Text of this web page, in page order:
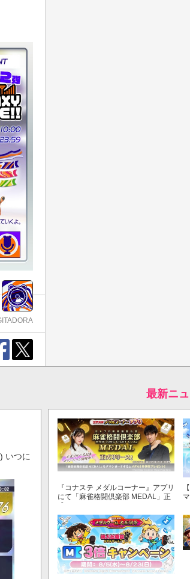
いつに
最新ニ
『コナステ メダルコーナー』アプリ
にて「麻雀格闘倶楽部 MEDAL」正